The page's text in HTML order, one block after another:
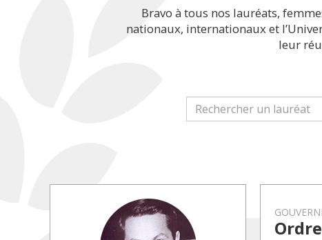
Bravo à tous nos lauréats,
nationaux, internationaux et
leur